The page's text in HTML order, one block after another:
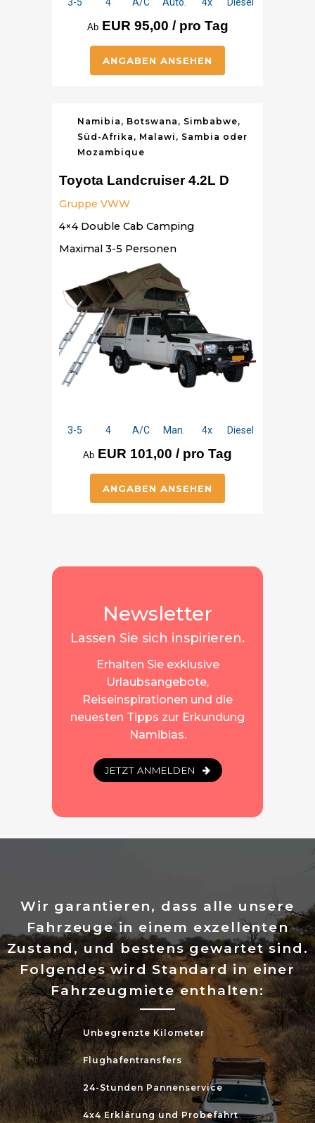
3-5 4 A/C Auto. 4x Diesel
AbEUR 95,00 / pro Tag
ANGABEN ANSEHEN
Namibia, Botswana, Simbabwe,
Süd-Afrika, Malawi, Sambia oder
Mozambique
Toyota Landcruiser 4.2L D
Gruppe VWW
4×4 Double Cab Camping
Maximal 3-5 Personen
3-5 4 A/C Man. 4x Diesel
Ab EUR 101,00 / pro Tag
ANGABEN ANSEHEN
Newsletter
Lassen Sie sich inspirieren.
Erhalten Sie exklusive
Urlaubsangebote,
Reiseinspirationen und die
neuesten Tipps zur Erkundung
Namibias.
JETZT ANMELDEN
Wir garantieren, dass alle unsere
Fahrzeuge in einem exzellenten
Zustand, und bestens gewartet sind.
Folgendes wird Standard in einer
Fahrzeugmiete enthalten:
Unbegrenzte Kilometer
Flughafentransfers
24-Stunden Pannenservice
4x4 Erklärung und Probefahrt